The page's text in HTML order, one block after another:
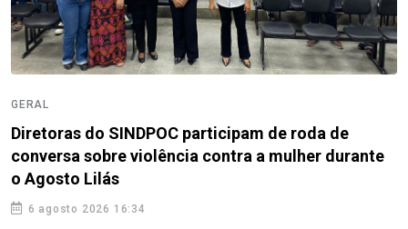
GERAL
Diretoras do SINDPOC participam de roda de
conversa sobre violência contra a mulher durante
o Agosto Lilás
6 agosto 2026 16:34